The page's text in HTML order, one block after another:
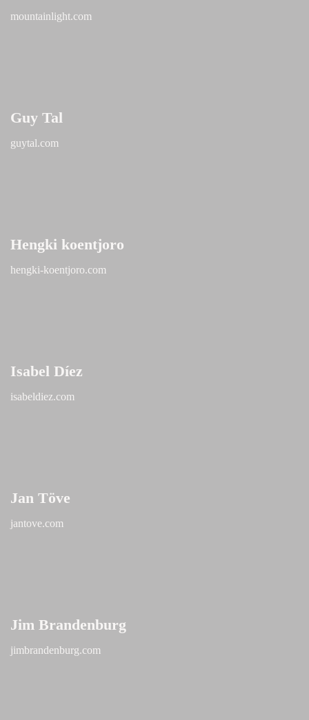
mountainlight.com
Guy Tal
guytal.com
Hengki koentjoro
hengki-koentjoro.com
Isabel Díez
isabeldiez.com
Jan Töve
jantove.com
Jim Brandenburg
jimbrandenburg.com